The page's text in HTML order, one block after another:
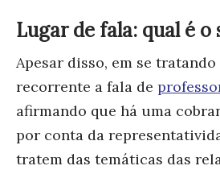
Lugar de fala: qual é o
Apesar disso, em se
recorrente a fala de
afirmando que há uma
por conta da
tratem das temáticas das